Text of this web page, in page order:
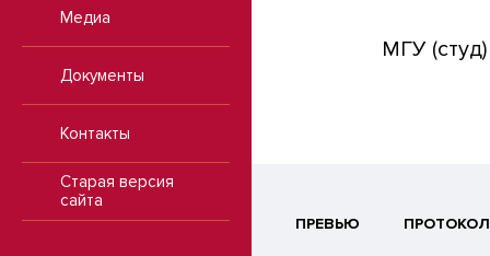
Медиа
Документы
Контакты
Старая версия
сайта
МГУ (студ)
ПРЕВЬЮ ПРОТОКОЛ